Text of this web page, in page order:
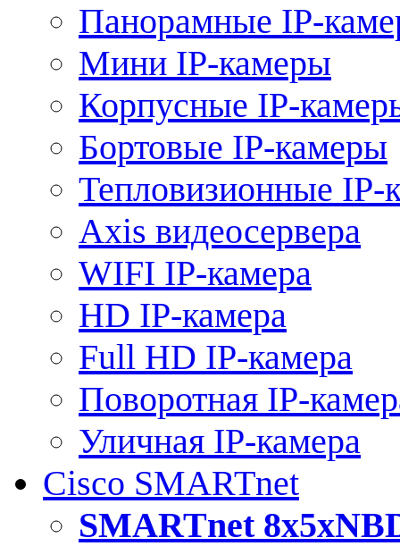
Панорамные IP-
Мини IP-камеры
Корпусные IP-
Бортовые IP-камеры
Тепловизионные IP-
Axis видеосервера
WIFI IP-камера
HD IP-камера
Full HD IP-камера
Поворотная IP-
Уличная IP-камера
Cisco SMARTnet
SMARTnet